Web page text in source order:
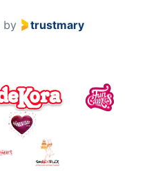
by trustmary